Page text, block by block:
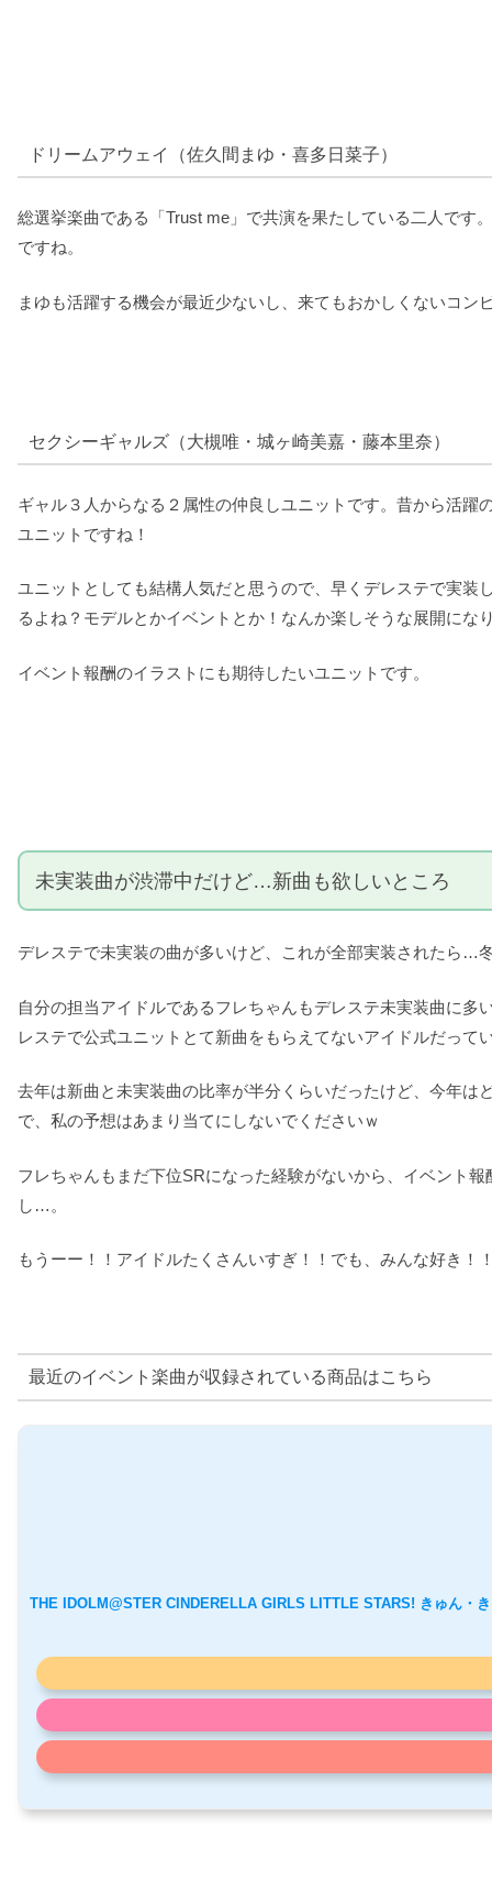
ドリームアウェイ（佐久間まゆ・喜多日菜子）
総選挙楽曲である「Trust me」で共演を果たしている二人で
ですね。
まゆも活躍する機会が最近少ないし、来てもおかしくないコン
セクシーギャルズ（大槻唯・城ヶ崎美嘉・藤本里奈）
ギャル３人からなる２属性の仲良しユニットです。昔から活
ユニットですね！
ユニットとしても結構人気だと思うので、早くデレステで実
るよね？モデルとかイベントとか！なんか楽しそうな展開にな
イベント報酬のイラストにも期待したいユニットです。
未実装曲が渋滞中だけど…新曲も欲しいところ
デレステで未実装の曲が多いけど、これが全部実装されたら
自分の担当アイドルであるフレちゃんもデレステ未実装曲に
レステで公式ユニットとて新曲をもらえてないアイドルだっ
去年は新曲と未実装曲の比率が半分くらいだったけど、今年
で、私の予想はあまり当てにしないでくださいｗ
フレちゃんもまだ下位SRになった経験がないから、イベント
し…。
もうーー！！アイドルたくさんいすぎ！！でも、みんな好き！
最近のイベント楽曲が収録されている商品はこちら
THE IDOLM@STER CINDERELLA GIRLS LITTLE STARS! きゅん・